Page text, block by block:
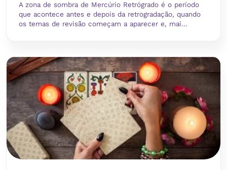
A zona de sombra de Mercúrio Retrógrado é o período
que acontece antes e depois da retrogradação, quando
os temas de revisão começam a aparecer e, mai...